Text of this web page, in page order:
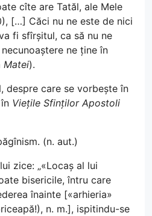
cîte are Tatăl, ale Mele
[…] Căci nu ne este de nici
fi sfîrșitul, ca să nu ne
ne ține în
Matei).
despre care se vorbește în
Viețile Sfinților Apostoli
(n. aut.)
zice: „«Locaș al lui
bisericile, întru care
înainte [«arhieria»
n. m.], ispitindu-se